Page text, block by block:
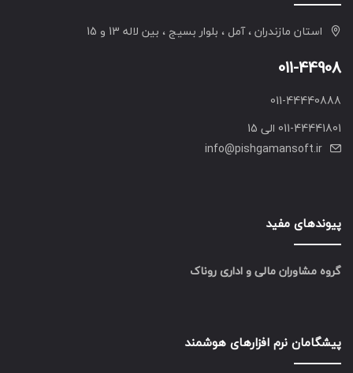
استان مازندران ، آمل ، بلوار بسیج ، بین لاله 13 و 15
011-44908
011-44440888
011-44441801 الی 15
info@pishgamansoft.ir
پیوندهای مفید
گروه مشاوران مالی و اداری روناک
پیشگامان نرم افزارهای هوشمند